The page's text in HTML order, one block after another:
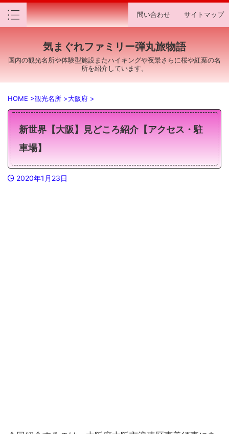
問い合わせ サイトマップ
気まぐれファミリー弾丸旅物語
国内の観光名所や体験型施設またハイキングや夜景さらに桜や紅葉の名
所を紹介しています。
HOME >観光名所 >大阪府 >
新世界【大阪】見どころ紹介【アクセス・駐
車場】
2020年1月23日